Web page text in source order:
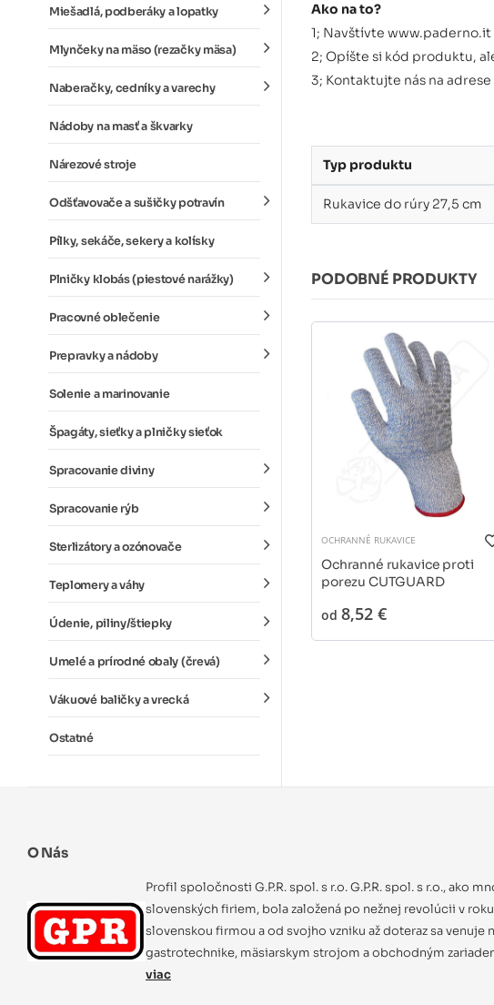
Miešadlá, podberáky a lopatky
Mlynčeky na mäso (rezačky mäsa)
Naberačky, cedníky a varechy
Nádoby na masť a škvarky
Nárezové stroje
Odšťavovače a sušičky potravín
Pílky, sekáče, sekery a kolísky
Plničky klobás (piestové narážky)
Pracovné oblečenie
Prepravky a nádoby
Solenie a marinovanie
Špagáty, sieťky a plničky sieťok
Spracovanie diviny
Spracovanie rýb
Sterlizátory a ozónovače
Teplomery a váhy
Údenie, piliny/štiepky
Umelé a prírodné obaly (črevá)
Vákuové baličky a vrecká
Ostatné
Ako na to?
1; Navštívte www.paderno.it
2; Opíšte si kód produktu,
3; Kontaktujte nás na
Typ produktu
Rukavice do rúry 27,5 cm
PODOBNÉ PRODUKTY
OCHRANNÉ RUKAVICE
Ochranné rukavice proti
porezu CUTGUARD
od 8,52 €
O Nás
Profil spoločnosti G.P.R. spol. s r.o. G.P.R. spol. s r.o., ako
slovenských firiem, bola založená po nežnej revolúcii v roku
slovenskou firmou a od svojho vzniku až doteraz sa venuje
gastrotechnike, mäsiarskym strojom a obchodným
viac